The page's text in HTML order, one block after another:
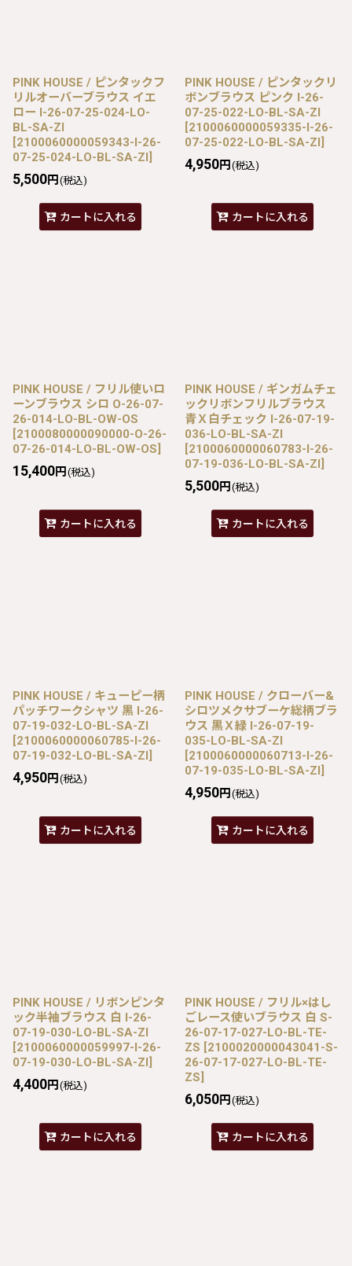
PINK HOUSE / ピンタックフ
リルオーバーブラウス イエ
ロー I-26-07-25-024-LO-
BL-SA-ZI
[2100060000059343-I-26-
07-25-024-LO-BL-SA-ZI]
5,500円 (税込)
カートに入れる
PINK HOUSE / ピンタックリ
ボンブラウス ピンク I-26-
07-25-022-LO-BL-SA-ZI
[2100060000059335-I-26-
07-25-022-LO-BL-SA-ZI]
4,950円 (税込)
カートに入れる
PINK HOUSE / フリル使いロ
ーンブラウス シロ O-26-07-
26-014-LO-BL-OW-OS
[2100080000090000-O-26-
07-26-014-LO-BL-OW-OS]
15,400円 (税込)
カートに入れる
PINK HOUSE / ギンガムチェ
ックリボンフリルブラウス
青Ｘ白チェック I-26-07-19-
036-LO-BL-SA-ZI
[2100060000060783-I-26-
07-19-036-LO-BL-SA-ZI]
5,500円 (税込)
カートに入れる
PINK HOUSE / キューピー柄
パッチワークシャツ 黒 I-26-
07-19-032-LO-BL-SA-ZI
[2100060000060785-I-26-
07-19-032-LO-BL-SA-ZI]
4,950円 (税込)
カートに入れる
PINK HOUSE / クローバー&
シロツメクサブーケ総柄ブラ
ウス 黒Ｘ緑 I-26-07-19-
035-LO-BL-SA-ZI
[2100060000060713-I-26-
07-19-035-LO-BL-SA-ZI]
4,950円 (税込)
カートに入れる
PINK HOUSE / リボンピンタ
ック半袖ブラウス 白 I-26-
07-19-030-LO-BL-SA-ZI
[2100060000059997-I-26-
07-19-030-LO-BL-SA-ZI]
4,400円 (税込)
カートに入れる
PINK HOUSE / フリル×はし
ごレース使いブラウス 白 S-
26-07-17-027-LO-BL-TE-
ZS [2100020000043041-S-
26-07-17-027-LO-BL-TE-
ZS]
6,050円 (税込)
カートに入れる